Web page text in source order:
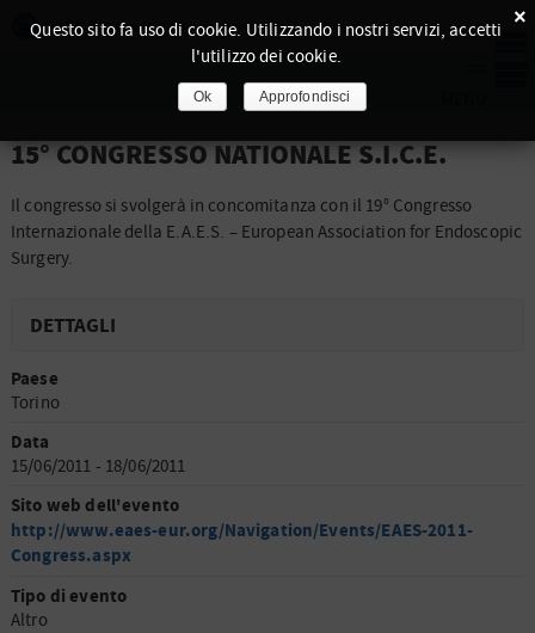
15° CONGRESSO NATIONALE S.I.C.E.
Il congresso si svolgerà in concomitanza con il 19° Congresso
Internazionale della E.A.E.S. – European Association for Endoscopic
Surgery.
DETTAGLI
Paese
Torino
Data
15/06/2011 - 18/06/2011
Sito web dell'evento
http://www.eaes-eur.org/Navigation/Events/EAES-2011-
Congress.aspx
Tipo di evento
Altro
×
Questo sito fa uso di cookie. Utilizzando i nostri servizi, accetti
l'utilizzo dei cookie.
Ok Approfondisci